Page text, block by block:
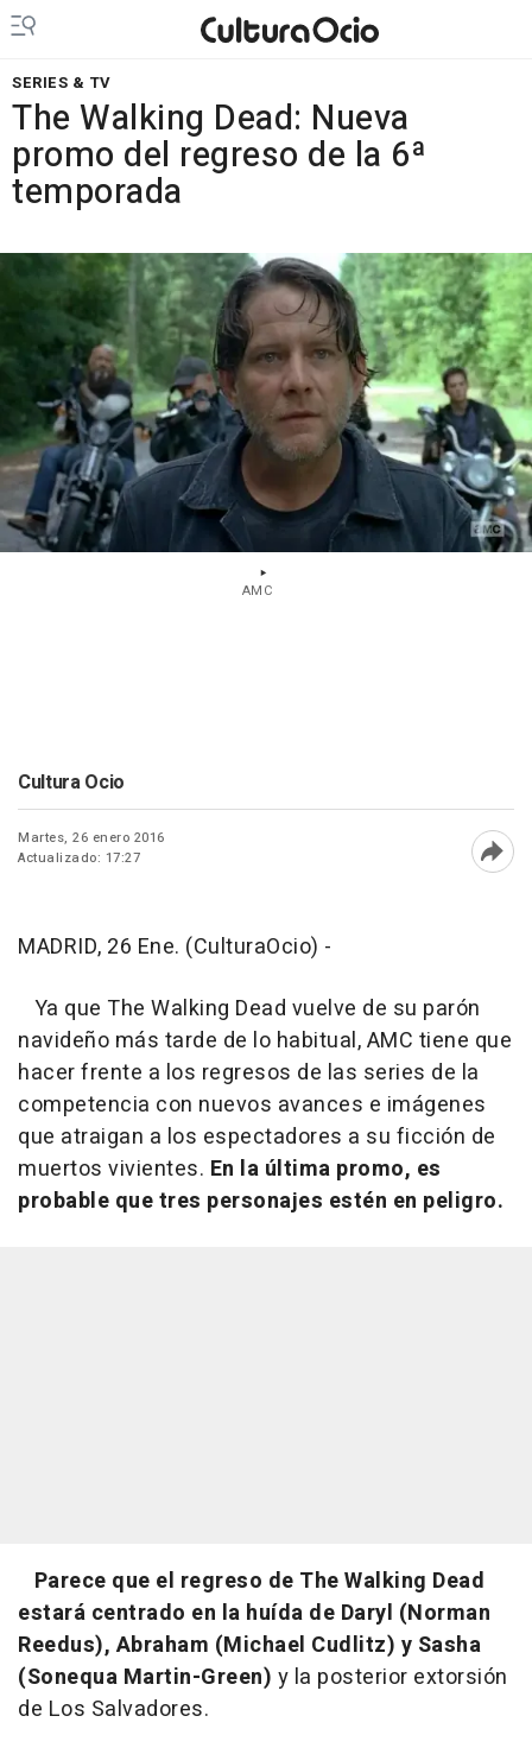
SERIES & TV
The Walking Dead: Nueva
promo del regreso de la 6ª
temporada
AMC
Cultura Ocio
Martes, 26 enero 2016
Actualizado: 17:27
MADRID, 26 Ene. (CulturaOcio) -
Ya que The Walking Dead vuelve de su parón
navideño más tarde de lo habitual, AMC tiene que
hacer frente a los regresos de las series de la
competencia con nuevos avances e imágenes
que atraigan a los espectadores a su ficción de
muertos vivientes. En la última promo, es
probable que tres personajes estén en peligro.
Parece que el regreso de The Walking Dead
estará centrado en la huída de Daryl (Norman
Reedus), Abraham (Michael Cudlitz) y Sasha
(Sonequa Martin-Green) y la posterior extorsión
de Los Salvadores.